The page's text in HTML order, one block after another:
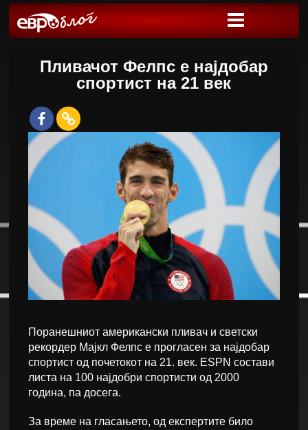
Пливачот Фелпс е најдобар
спортист на 21 век
Поранешниот американски пливач и светски
рекордер Мајкл Фелпс е прогласен за најдобар
спортист од почетокот на 21. век. ESPN состави
листа на 100 најдобри спортисти од 2000
година, па досега.
За време на гласањето, од експертите било